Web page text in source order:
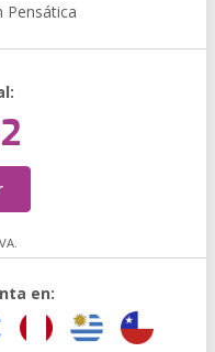
Pensática
en: